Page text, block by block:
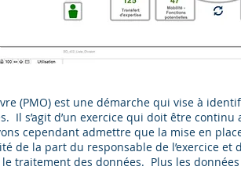
(PMO) est une démarche qui vise à
Il s’agit d’un exercice qui doit être
cependant admettre que la mise en
de la part du responsable de l’exercice
traitement des données. Plus les